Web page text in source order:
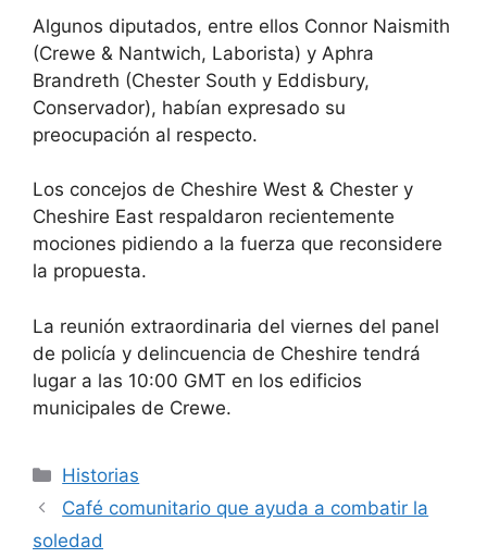
Algunos diputados, entre ellos Connor Naismith
(Crewe & Nantwich, Laborista) y Aphra
Brandreth (Chester South y Eddisbury,
Conservador), habían expresado su
preocupación al respecto.
Los concejos de Cheshire West & Chester y
Cheshire East respaldaron recientemente
mociones pidiendo a la fuerza que reconsidere
la propuesta.
La reunión extraordinaria del viernes del panel
de policía y delincuencia de Cheshire tendrá
lugar a las 10:00 GMT en los edificios
municipales de Crewe.
Categorías
Historias
Café comunitario que ayuda a combatir la
soledad